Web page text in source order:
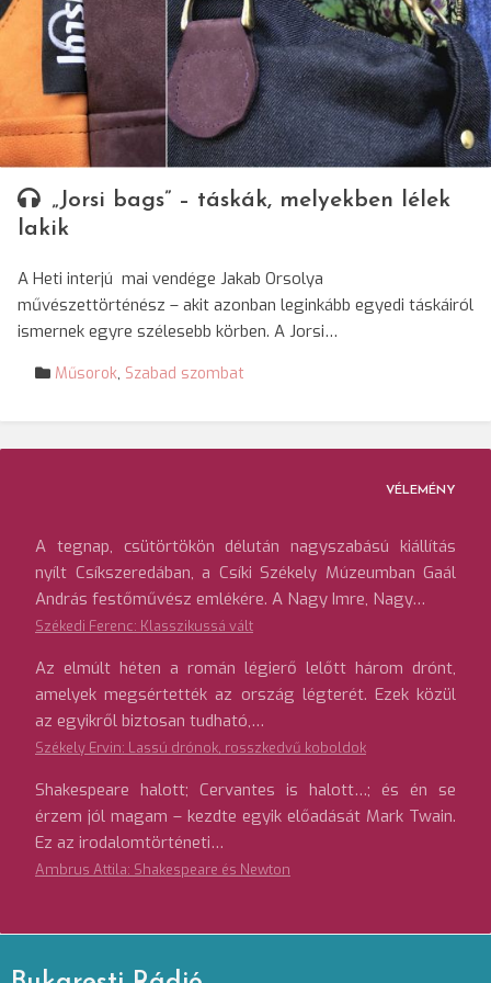
„Jorsi bags” – táskák, melyekben lélek
lakik
A Heti interjú mai vendége Jakab Orsolya
művészettörténész – akit azonban leginkább egyedi táskáiról
ismernek egyre szélesebb körben. A Jorsi…
Műsorok, Szabad szombat
VÉLEMÉNY
A tegnap, csütörtökön délután nagyszabású kiállítás
nyílt Csíkszeredában, a Csíki Székely Múzeumban Gaál
András festőművész emlékére. A Nagy Imre, Nagy…
Székedi Ferenc: Klasszikussá vált
Az elmúlt héten a román légierő lelőtt három drónt,
amelyek megsértették az ország légterét. Ezek közül
az egyikről biztosan tudható,…
Székely Ervin: Lassú drónok, rosszkedvű koboldok
Shakespeare halott; Cervantes is halott…; és én se
érzem jól magam – kezdte egyik előadását Mark Twain.
Ez az irodalomtörténeti…
Ambrus Attila: Shakespeare és Newton